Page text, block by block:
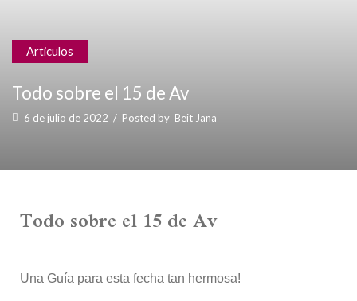
Articulos
Todo sobre el 15 de Av
6 de julio de 2022 / Posted by Beit Jana
Todo sobre el 15 de Av
Una Guía para esta fecha tan hermosa!